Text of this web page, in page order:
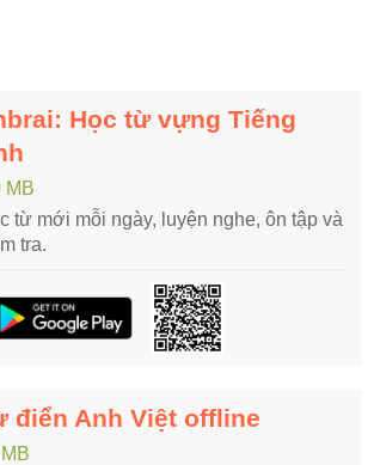
Học từ vựng Tiếng
MB
từ mới mỗi ngày, luyện nghe, ôn tập và
tra.
điển Anh Việt offline